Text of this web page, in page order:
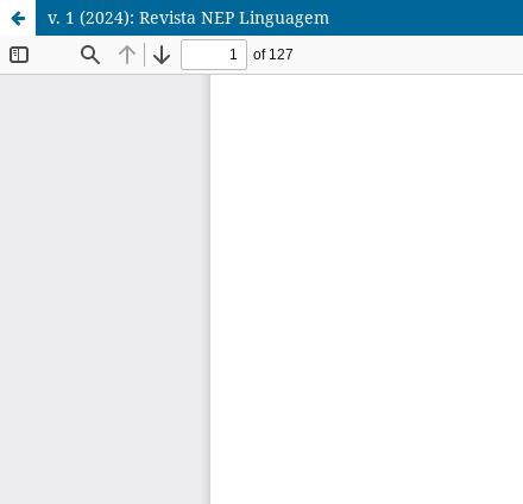
v. 1 (2024): Revista NEP Linguagem